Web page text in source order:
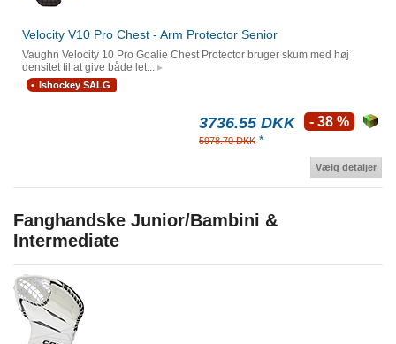
Velocity V10 Pro Chest - Arm Protector Senior
Vaughn Velocity 10 Pro Goalie Chest Protector bruger skum med høj
densitet til at give både let...
Ishockey SALG
3736.55 DKK
5978.70 DKK *
- 38 %
Vælg detaljer
Fanghandske Junior/Bambini &
Intermediate